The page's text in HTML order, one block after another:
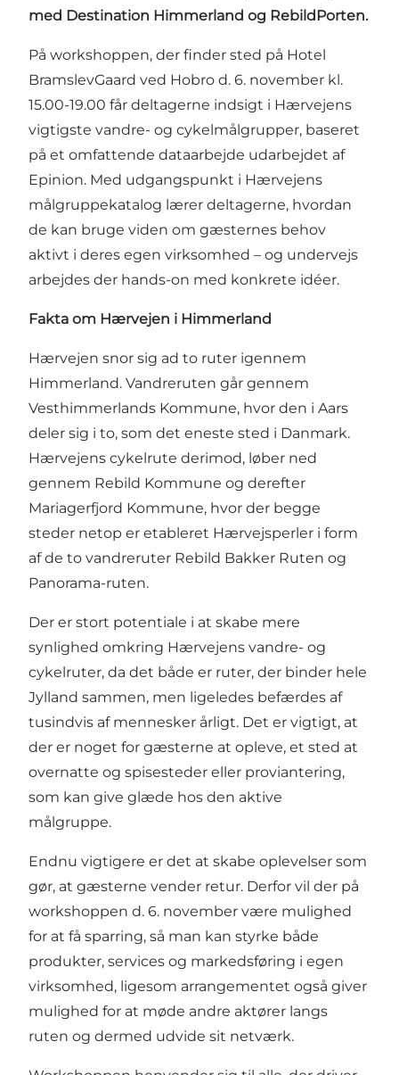
med Destination Himmerland og RebildPorten.
På workshoppen, der finder sted på Hotel
BramslevGaard ved Hobro d. 6. november kl.
15.00-19.00 får deltagerne indsigt i Hærvejens
vigtigste vandre- og cykelmålgrupper, baseret
på et omfattende dataarbejde udarbejdet af
Epinion. Med udgangspunkt i Hærvejens
målgruppekatalog lærer deltagerne, hvordan
de kan bruge viden om gæsternes behov
aktivt i deres egen virksomhed – og undervejs
arbejdes der hands-on med konkrete idéer.
Fakta om Hærvejen i Himmerland
Hærvejen snor sig ad to ruter igennem
Himmerland. Vandreruten går gennem
Vesthimmerlands Kommune, hvor den i Aars
deler sig i to, som det eneste sted i Danmark.
Hærvejens cykelrute derimod, løber ned
gennem Rebild Kommune og derefter
Mariagerfjord Kommune, hvor der begge
steder netop er etableret Hærvejsperler i form
af de to vandreruter Rebild Bakker Ruten og
Panorama-ruten.
Der er stort potentiale i at skabe mere
synlighed omkring Hærvejens vandre- og
cykelruter, da det både er ruter, der binder hele
Jylland sammen, men ligeledes befærdes af
tusindvis af mennesker årligt. Det er vigtigt, at
der er noget for gæsterne at opleve, et sted at
overnatte og spisesteder eller proviantering,
som kan give glæde hos den aktive
målgruppe.
Endnu vigtigere er det at skabe oplevelser som
gør, at gæsterne vender retur. Derfor vil der på
workshoppen d. 6. november være mulighed
for at få sparring, så man kan styrke både
produkter, services og markedsføring i egen
virksomhed, ligesom arrangementet også giver
mulighed for at møde andre aktører langs
ruten og dermed udvide sit netværk.